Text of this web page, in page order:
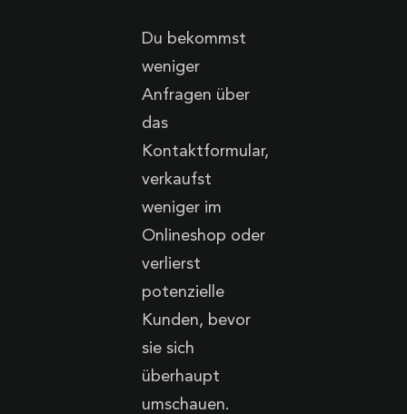
Du bekommst
weniger
Anfragen über
das
Kontaktformular,
verkaufst
weniger im
Onlineshop oder
verlierst
potenzielle
Kunden, bevor
sie sich
überhaupt
umschauen.